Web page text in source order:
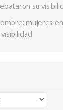
su
mujeres